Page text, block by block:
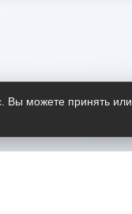
Вы можете принять или